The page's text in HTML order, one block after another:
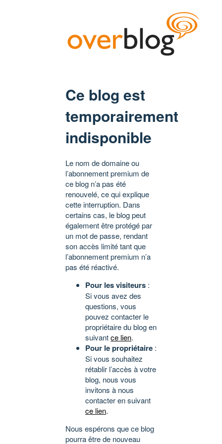
Ce blog est
temporairement
indisponible
Le nom de domaine ou
l’abonnement premium de
ce blog n’a pas été
renouvelé, ce qui explique
cette interruption. Dans
certains cas, le blog peut
également être protégé par
un mot de passe, rendant
son accès limité tant que
l’abonnement premium n’a
pas été réactivé.
Pour les visiteurs :
Si vous avez des
questions, vous
pouvez contacter le
propriétaire du blog en
suivantce lien.
Pour le propriétaire :
Si vous souhaitez
rétablir l’accès à votre
blog, nous vous
invitons à nous
contacter en suivant
ce lien.
Nous espérons que ce blog
pourra être de nouveau